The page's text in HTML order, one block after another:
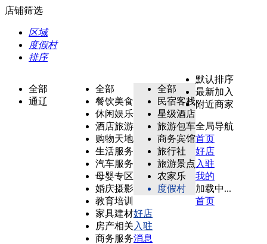
店铺筛选
区域
度假村
排序
全部
通辽
全部
餐饮美食
休闲娱乐
酒店旅游
购物天地
生活服务
汽车服务
母婴专区
婚庆摄影
教育培训
家具建材
房产相关
商务服务
全部
民宿客栈
星级酒店
旅游包车
商务宾馆
旅行社
旅游景点
农家乐
度假村
默认排序
最新加入
附近商家
全局导航
首页
好店
入驻
我的
加载中...
首页
好店
入驻
消息